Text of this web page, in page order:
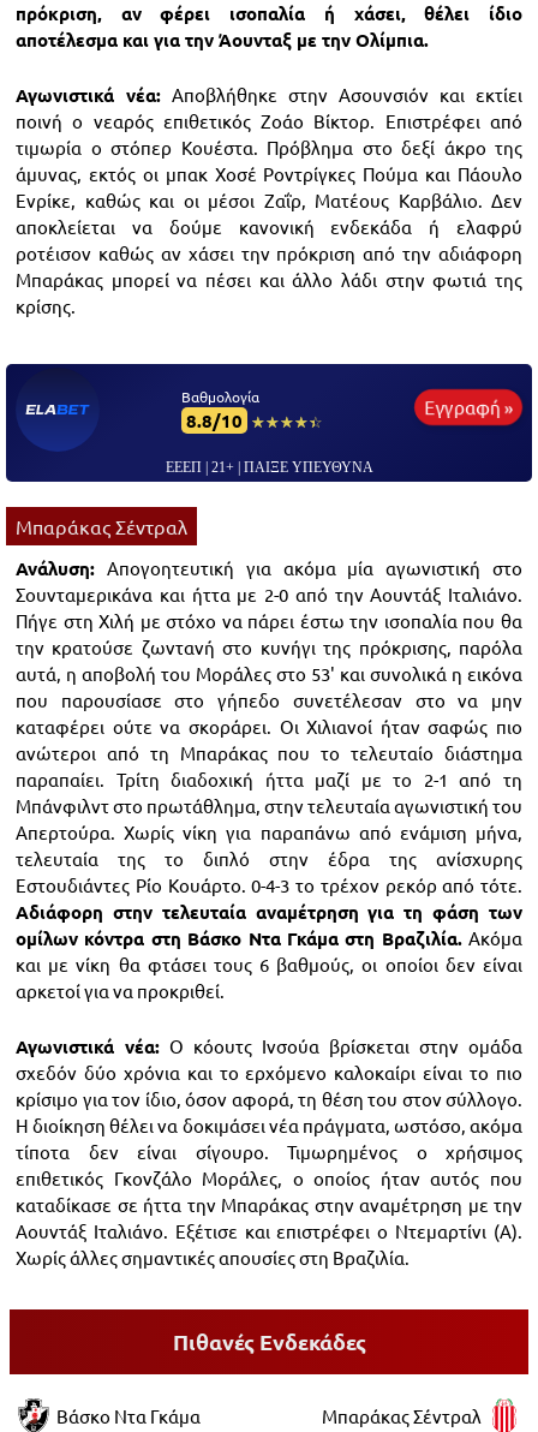
πρόκριση, αν φέρει ισοπαλία ή χάσει, θέλει ίδιο
αποτέλεσμα και για την Άουνταξ με την Ολίμπια.
Αγωνιστικά νέα: Αποβλήθηκε στην Ασουνσιόν και εκτίει
ποινή ο νεαρός επιθετικός Ζοάο Βίκτορ. Επιστρέφει από
τιμωρία ο στόπερ Κουέστα. Πρόβλημα στο δεξί άκρο της
άμυνας, εκτός οι μπακ Χοσέ Ροντρίγκες Πούμα και Πάουλο
Ενρίκε, καθώς και οι μέσοι Ζαΐρ, Ματέους Καρβάλιο. Δεν
αποκλείεται να δούμε κανονική ενδεκάδα ή ελαφρύ
ροτέισον καθώς αν χάσει την πρόκριση από την αδιάφορη
Μπαράκας μπορεί να πέσει και άλλο λάδι στην φωτιά της
κρίσης.
Βαθμολογία
8.8/10 ☆☆☆☆☆
★★★★★
Εγγραφή »
ΕΕΕΠ | 21+ | ΠΑΙΞΕ ΥΠΕΥΘΥΝΑ
Μπαράκας Σέντραλ
Ανάλυση: Απογοητευτική για ακόμα μία αγωνιστική στο
Σουνταμερικάνα και ήττα με 2-0 από την Αουντάξ Ιταλιάνο.
Πήγε στη Χιλή με στόχο να πάρει έστω την ισοπαλία που θα
την κρατούσε ζωντανή στο κυνήγι της πρόκρισης, παρόλα
αυτά, η αποβολή του Μοράλες στο 53' και συνολικά η εικόνα
που παρουσίασε στο γήπεδο συνετέλεσαν στο να μην
καταφέρει ούτε να σκοράρει. Οι Χιλιανοί ήταν σαφώς πιο
ανώτεροι από τη Μπαράκας που το τελευταίο διάστημα
παραπαίει. Τρίτη διαδοχική ήττα μαζί με το 2-1 από τη
Μπάνφιλντ στο πρωτάθλημα, στην τελευταία αγωνιστική του
Απερτούρα. Χωρίς νίκη για παραπάνω από ενάμιση μήνα,
τελευταία της το διπλό στην έδρα της ανίσχυρης
Εστουδιάντες Ρίο Κουάρτο. 0-4-3 το τρέχον ρεκόρ από τότε.
Αδιάφορη στην τελευταία αναμέτρηση για τη φάση των
ομίλων κόντρα στη Βάσκο Ντα Γκάμα στη Βραζιλία. Ακόμα
και με νίκη θα φτάσει τους 6 βαθμούς, οι οποίοι δεν είναι
αρκετοί για να προκριθεί.
Αγωνιστικά νέα: Ο κόουτς Ινσούα βρίσκεται στην ομάδα
σχεδόν δύο χρόνια και το ερχόμενο καλοκαίρι είναι το πιο
κρίσιμο για τον ίδιο, όσον αφορά, τη θέση του στον σύλλογο.
Η διοίκηση θέλει να δοκιμάσει νέα πράγματα, ωστόσο, ακόμα
τίποτα δεν είναι σίγουρο. Τιμωρημένος ο χρήσιμος
επιθετικός Γκονζάλο Μοράλες, ο οποίος ήταν αυτός που
καταδίκασε σε ήττα την Μπαράκας στην αναμέτρηση με την
Αουντάξ Ιταλιάνο. Εξέτισε και επιστρέφει ο Ντεμαρτίνι (Α).
Χωρίς άλλες σημαντικές απουσίες στη Βραζιλία.
Πιθανές Ενδεκάδες
Βάσκο Ντα Γκάμα Μπαράκας Σέντραλ